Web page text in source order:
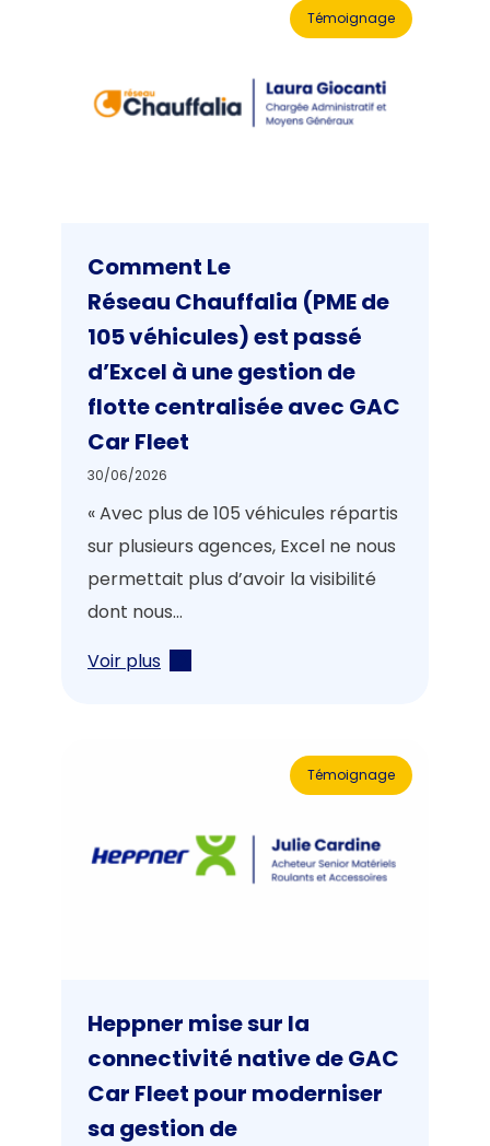
Témoignage
Comment Le
Réseau Chauffalia (PME de
105 véhicules) est passé
d’Excel à une gestion de
flotte centralisée avec GAC
Car Fleet
30/06/2026
« Avec plus de 105 véhicules répartis
sur plusieurs agences, Excel ne nous
permettait plus d’avoir la visibilité
dont nous...
Voir plus
Témoignage
Heppner mise sur la
connectivité native de GAC
Car Fleet pour moderniser
sa gestion de